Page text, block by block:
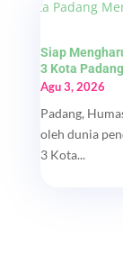
Siap
3 Kota
Agu 3, 2026
Padang,
oleh dunia
3 Kota...